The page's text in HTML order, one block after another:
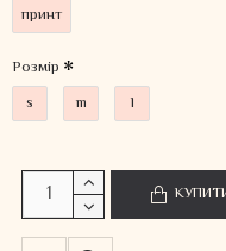
принт
Розмір
s
m l